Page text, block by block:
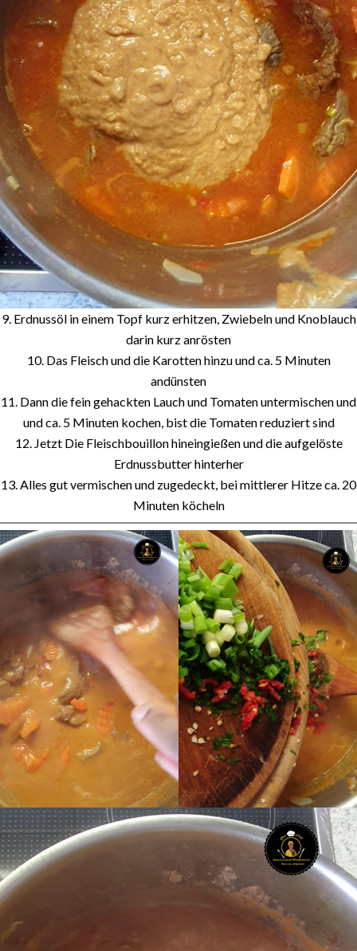
9. Erdnussöl in einem Topf kurz erhitzen, Zwiebeln und Knoblauch
darin kurz anrösten
10. Das Fleisch und die Karotten hinzu und ca. 5 Minuten
andünsten
11. Dann die fein gehackten Lauch und Tomaten untermischen und
und ca. 5 Minuten kochen, bist die Tomaten reduziert sind
12. Jetzt Die Fleischbouillon hineingießen und die aufgelöste
Erdnussbutter hinterher
13. Alles gut vermischen und zugedeckt, bei mittlerer Hitze ca. 20
Minuten köcheln